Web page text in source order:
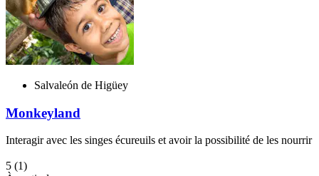
Salvaleón de Higüey
Monkeyland
Interagir avec les singes écureuils et avoir la possibilité de les nourrir
5 (1)